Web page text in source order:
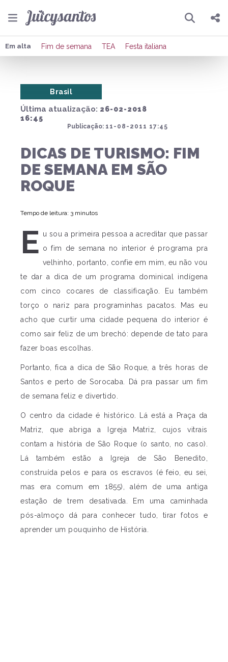
Pesquisar
Compartilhar
Em alta Fim de semana TEA Festa italiana
Última atualização: 26-02-2018
16:45
Publicação: 11-08-2011 17:45
Brasil
DICAS DE TURISMO: FIM
DE SEMANA EM SÃO
ROQUE
Tempo de leitura: 3 minutos
E u sou a primeira pessoa a acreditar que passar
o fim de semana no interior é programa pra
velhinho, portanto, confie em mim, eu não vou
te dar a dica de um programa dominical indígena
com cinco cocares de classificação. Eu também
torço o nariz para programinhas pacatos. Mas eu
acho que curtir uma cidade pequena do interior é
como sair feliz de um brechó: depende de tato para
fazer boas escolhas.
Portanto, fica a dica de São Roque, a três horas de
Santos e perto de Sorocaba. Dá pra passar um fim
de semana feliz e divertido.
O centro da cidade é histórico. Lá está a Praça da
Matriz, que abriga a Igreja Matriz, cujos vitrais
contam a história de São Roque (o santo, no caso).
Lá também estão a Igreja de São Benedito,
construída pelos e para os escravos (é feio, eu sei,
mas era comum em 1855), além de uma antiga
estação de trem desativada. Em uma caminhada
pós-almoço dá para conhecer tudo, tirar fotos e
aprender um pouquinho de História.